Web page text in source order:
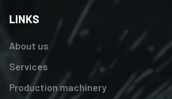
LINKS
About us
Services
Production machinery